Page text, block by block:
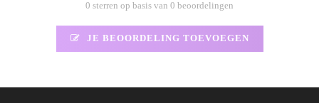
0 sterren op basis van 0 beoordelingen
JE BEOORDELING TOEVOEGEN